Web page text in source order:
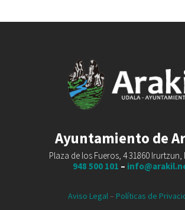
Ayuntamiento de
Plaza de los Fueros, 4 31860 Irurtzun,
948 500 101 –
Aviso Legal– Políticas de